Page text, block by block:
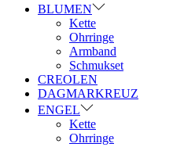
BLUMEN
Kette
Ohrringe
Armband
Schmukset
CREOLEN
DAGMARKREUZ
ENGEL
Kette
Ohrringe